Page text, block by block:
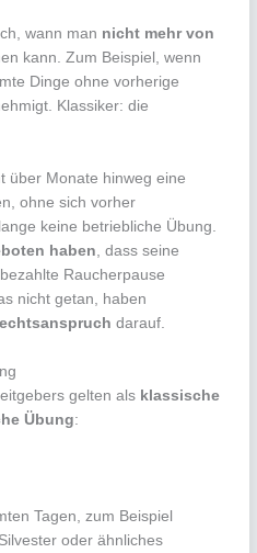
wann man nicht mehr von
kann. Zum Beispiel, wenn
Dinge ohne vorherige
Klassiker: die
über Monate hinweg eine
ohne sich vorher
keine betriebliche Übung.
haben, dass seine
Raucherpause
nicht getan, haben
darauf.
gelten als klassische
Übung:
Tagen, zum Beispiel
oder ähnliches